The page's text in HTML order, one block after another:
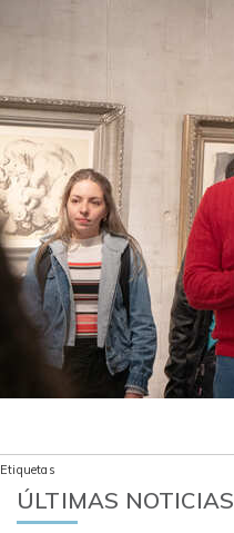
Etiquetas
ÚLTIMAS NOTICIAS